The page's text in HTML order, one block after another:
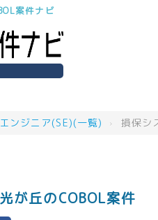
案件ナビ
ンジニア(SE)(一覧) › 損保シ
が丘のCOBOL案件